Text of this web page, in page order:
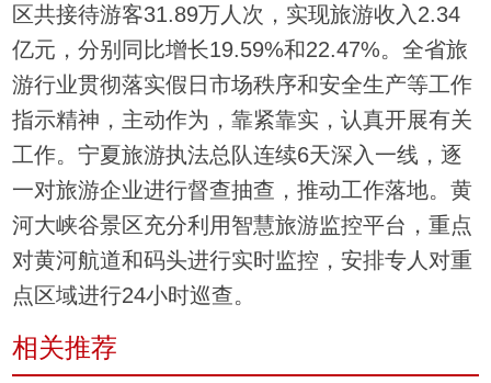
区共接待游客31.89万人次，实现旅游收入2.34
亿元，分别同比增长19.59%和22.47%。全省旅
游行业贯彻落实假日市场秩序和安全生产等工作
指示精神，主动作为，靠紧靠实，认真开展有关
工作。宁夏旅游执法总队连续6天深入一线，逐
一对旅游企业进行督查抽查，推动工作落地。黄
河大峡谷景区充分利用智慧旅游监控平台，重点
对黄河航道和码头进行实时监控，安排专人对重
点区域进行24小时巡查。
相关推荐